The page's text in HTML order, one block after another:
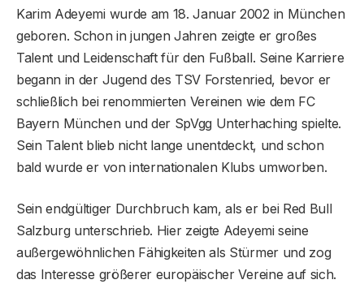
Karim Adeyemi wurde am 18. Januar 2002 in München
geboren. Schon in jungen Jahren zeigte er großes
Talent und Leidenschaft für den Fußball. Seine Karriere
begann in der Jugend des TSV Forstenried, bevor er
schließlich bei renommierten Vereinen wie dem FC
Bayern München und der SpVgg Unterhaching spielte.
Sein Talent blieb nicht lange unentdeckt, und schon
bald wurde er von internationalen Klubs umworben.
Sein endgültiger Durchbruch kam, als er bei Red Bull
Salzburg unterschrieb. Hier zeigte Adeyemi seine
außergewöhnlichen Fähigkeiten als Stürmer und zog
das Interesse größerer europäischer Vereine auf sich.